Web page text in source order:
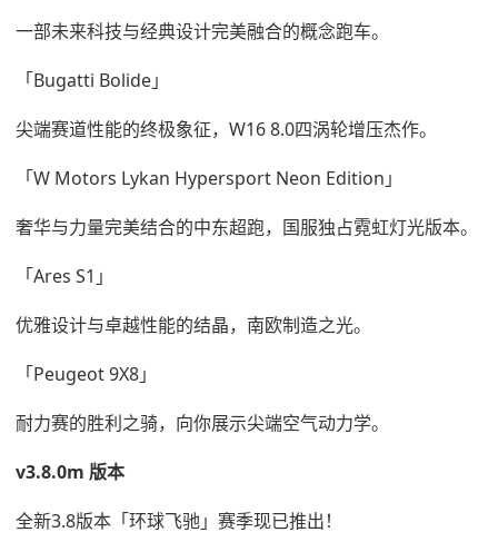
一部未来科技与经典设计完美融合的概念跑车。
「Bugatti Bolide」
尖端赛道性能的终极象征，W16 8.0四涡轮增压杰作。
「W Motors Lykan Hypersport Neon Edition」
奢华与力量完美结合的中东超跑，国服独占霓虹灯光版本。
「Ares S1」
优雅设计与卓越性能的结晶，南欧制造之光。
「Peugeot 9X8」
耐力赛的胜利之骑，向你展示尖端空气动力学。
v3.8.0m 版本
全新3.8版本「环球飞驰」赛季现已推出！